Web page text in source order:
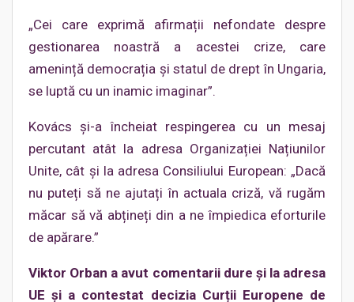
„Cei care exprimă afirmații nefondate despre
gestionarea noastră a acestei crize, care
amenință democrația și statul de drept în Ungaria,
se luptă cu un inamic imaginar”.
Kovács și-a încheiat respingerea cu un mesaj
percutant atât la adresa Organizației Națiunilor
Unite, cât și la adresa Consiliului European: „Dacă
nu puteți să ne ajutați în actuala criză, vă rugăm
măcar să vă abțineți din a ne împiedica eforturile
de apărare.”
Viktor Orban a avut comentarii dure şi la adresa
UE şi a contestat decizia Curții Europene de